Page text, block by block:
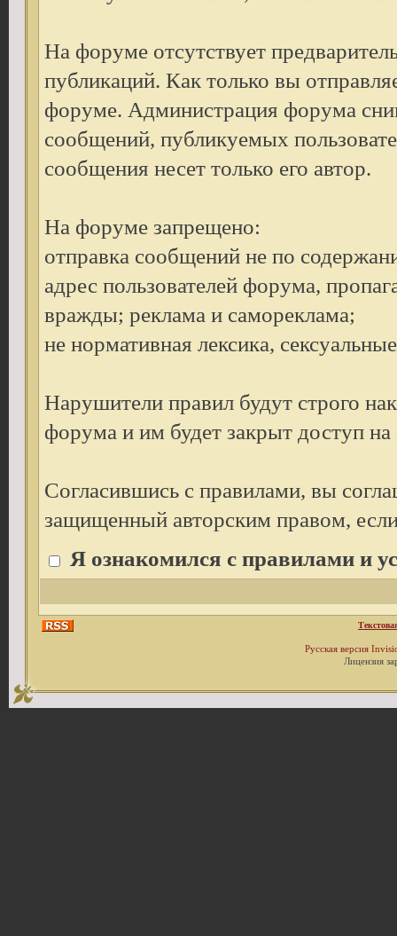
На форуме отсутствует
публикаций. Как только вы
форуме. Администрация форума
сообщений, публикуемых
сообщения несет только его автор.
На форуме запрещено:
отправка сообщений не по
адрес пользователей форума,
вражды; реклама и самореклама;
не нормативная лексика,
Нарушители правил будут строго
форума и им будет закрыт доступ
Согласившись с правилами, вы
защищенный авторским правом,
Я ознакомился с правилами и
Русская версия
Лицензия